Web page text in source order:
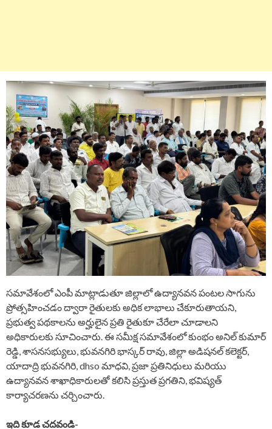
సమావేశంలో ఎంపీ మాట్లాడుతూ జిల్లాలో ఉద్యానవన పంటల సాగును
ప్రోత్సహించడం ద్వారా రైతులకు అధిక లాభాలు చేకూరుతాయని,
ప్రభుత్వ పథకాలను అర్హులైన ప్రతి రైతుకూ చేరేలా చూడాలని
అధికారులకు సూచించారు. ఈ సమీక్ష సమావేశంలో కుంభం అనిల్ కుమార్
రెడ్డి, శాసనసభ్యులు, భువనగిరి భాస్కర్ రావు, జిల్లా అడిషనల్ కలెక్టర్,
యాదాద్రి భువనగిరి, dhso మాధవి, ప్రజా ప్రతినిధులు మరియు
ఉద్యానవన శాఖాధికారులతో కలిసి ప్రస్తుత ప్రగతిని, భవిష్యత్
కార్యాచరణను చర్చించారు.
ఇది కూడ చదవండి-